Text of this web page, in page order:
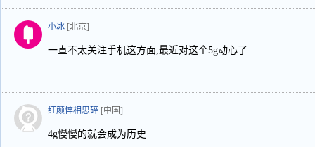
小冰 [北京]
一直不太关注手机这方面,最近对这个5g动心了
红颜悴相思碎 [中国]
4g慢慢的就会成为历史